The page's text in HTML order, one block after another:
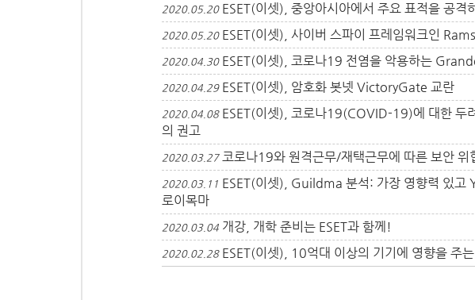
2020.05.20 ESET(이셋), 중앙아시아에서 주요 표적을 공
2020.05.20 ESET(이셋), 사이버 스파이 프레임워크인
2020.04.30 ESET(이셋), 코로나19 전염을 악용하는
2020.04.29 ESET(이셋), 암호화 봇넷 VictoryGate 교란
2020.04.08 ESET(이셋), 코로나19(COVID-19)에 대한 두
의 권고
2020.03.27 코로나19와 원격근무/재택근무에 따른 보안 위
2020.03.11 ESET(이셋), Guildma 분석: 가장 영향력 있고
로이목마
2020.03.04 개강, 개학 준비는 ESET과 함께!
2020.02.28 ESET(이셋), 10억대 이상의 기기에 영향을 주